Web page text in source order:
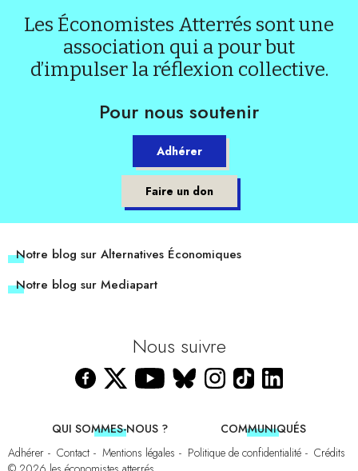
Les Économistes Atterrés sont une
association qui a pour but
d’impulser la réflexion collective.
Pour nous soutenir
Adhérer
Faire un don
Notre blog sur Alternatives Économiques
Notre blog sur Mediapart
Nous suivre
QUI SOMMES-NOUS ?
COMMUNIQUÉS
Adhérer
Contact Mentions légales Politique de confidentialité
Crédits